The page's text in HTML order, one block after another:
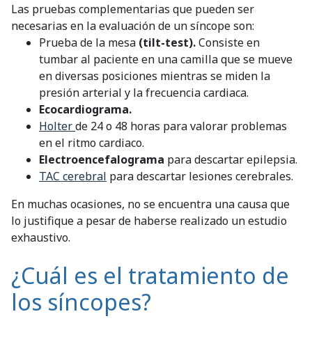
Las pruebas complementarias que pueden ser
necesarias en la evaluación de un síncope son:
Prueba de la mesa (tilt-test).Consiste en
tumbar al paciente en una camilla que se mueve
en diversas posiciones mientras se miden la
presión arterial y la frecuencia cardiaca.
Ecocardiograma.
Holterde 24 o 48 horas para valorar problemas
en el ritmo cardiaco.
Electroencefalograma para descartar epilepsia.
TAC cerebral para descartar lesiones cerebrales.
En muchas ocasiones, no se encuentra una causa que
lo justifique a pesar de haberse realizado un estudio
exhaustivo.
¿Cuál es el tratamiento de
los síncopes?